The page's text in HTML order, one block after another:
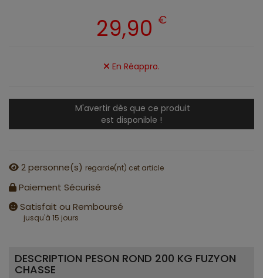
29,90 €
En Réappro.
M'avertir dès que ce produit
est disponible !
2personne(s) regarde(nt) cet article
Paiement Sécurisé
Satisfait ou Remboursé
jusqu'à 15 jours
DESCRIPTION PESON ROND 200 KG FUZYON
CHASSE